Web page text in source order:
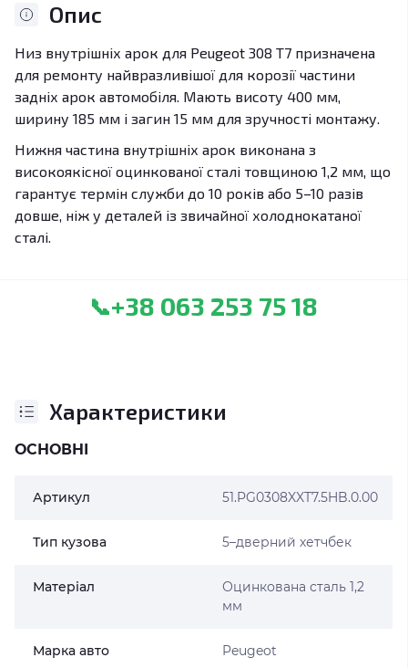
Опис
Низ внутрішніх арок для Peugeot 308 T7 призначена
для ремонту найвразливішої для корозії частини
задніх арок автомобіля. Мають висоту 400 мм,
ширину 185 мм і загин 15 мм для зручності монтажу.
Нижня частина внутрішніх арок виконана з
високоякісної оцинкованої сталі товщиною 1,2 мм, що
гарантує термін служби до 10 років або 5–10 разів
довше, ніж у деталей із звичайної холоднокатаної
сталі.
📞+38 063 253 75 18
Характеристики
ОСНОВНІ
Артикул 51.PG0308XXT7.5HB.0.00
Тип кузова 5–дверний хетчбек
Матеріал
Оцинкована сталь 1,2
мм
Марка авто Peugeot